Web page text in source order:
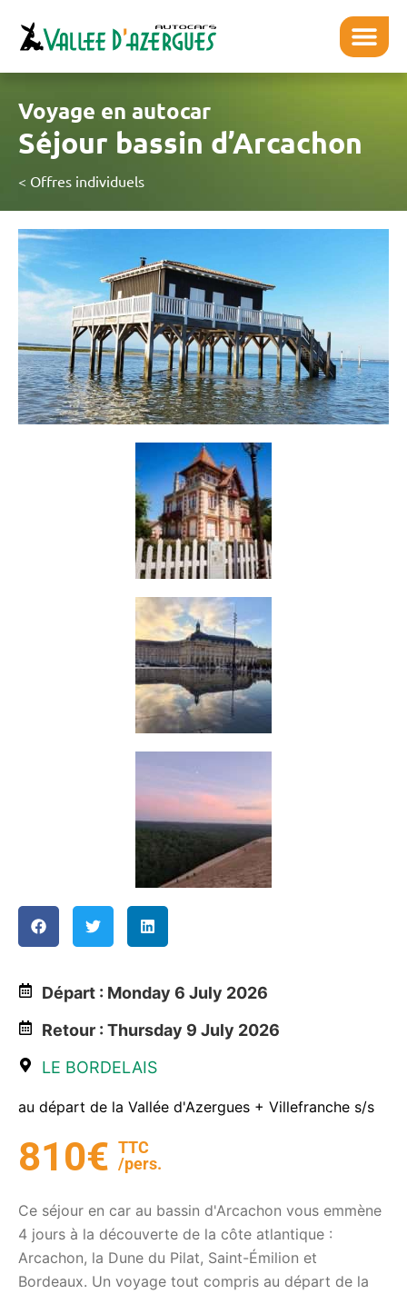
Voyage en autocar
Séjour bassin d’Arcachon
< Offres individuels
Départ : Monday 6 July 2026
Retour : Thursday 9 July 2026
LE BORDELAIS
au départ de la Vallée d'Azergues + Villefranche s/s
810€ TTC
/pers.
Ce séjour en car au bassin d'Arcachon vous emmène
4 jours à la découverte de la côte atlantique :
Arcachon, la Dune du Pilat, Saint-Émilion et
Bordeaux. Un voyage tout compris au départ de la